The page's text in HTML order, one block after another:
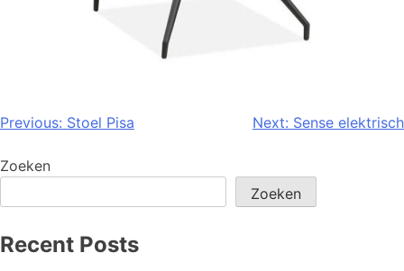
Previous: Stoel Pisa Next: Sense elektrisch
Zoeken
Zoeken
Recent Posts